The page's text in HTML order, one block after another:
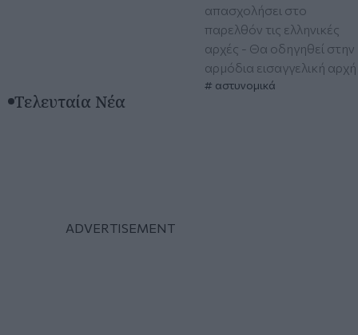
απασχολήσει στο
παρελθόν τις ελληνικές
αρχές - Θα οδηγηθεί στην
αρμόδια εισαγγελική αρχή
αστυνομικά
Τελευταία Νέα